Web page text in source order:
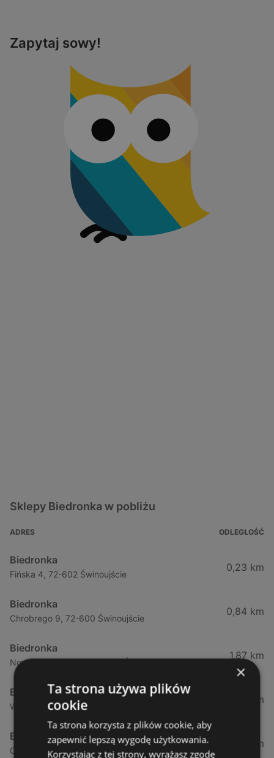
Zapytaj sowy!
Sklepy Biedronka w pobliżu
ADRES ODLEGŁOŚĆ
Biedronka
Fińska 4, 72-602 Świnoujście
0,23 km
Biedronka
Chrobrego 9, 72-600 Świnoujście
0,84 km
Biedronka
Nowokarsiborska 2, 72-600 Świnoujście
1,87 km
Biedronka
Wojska Polskiego 16a, 72-600 Świnoujście
2,77 km
Biedronka
Gryfa Pomorskiego, 72-500 Międzyzdroje
12,39 km
×
Ta strona używa plików
cookie
Ta strona korzysta z plików cookie, aby
zapewnić lepszą wygodę użytkowania.
Korzystając z tej strony, wyrażasz zgodę